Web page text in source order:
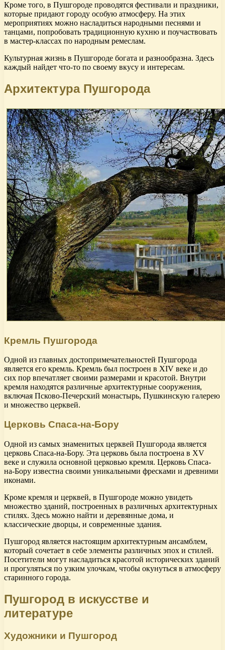
Кроме того, в Пушгороде проводятся фестивали и праздники,
которые придают городу особую атмосферу. На этих
мероприятиях можно насладиться народными песнями и
танцами, попробовать традиционную кухню и поучаствовать
в мастер-классах по народным ремеслам.
Культурная жизнь в Пушгороде богата и разнообразна. Здесь
каждый найдет что-то по своему вкусу и интересам.
Архитектура Пушгорода
Кремль Пушгорода
Одной из главных достопримечательностей Пушгорода
является его кремль. Кремль был построен в XIV веке и до
сих пор впечатляет своими размерами и красотой. Внутри
кремля находятся различные архитектурные сооружения,
включая Псково-Печерский монастырь, Пушкинскую галерею
и множество церквей.
Церковь Спаса-на-Бору
Одной из самых знаменитых церквей Пушгорода является
церковь Спаса-на-Бору. Эта церковь была построена в XV
веке и служила основной церковью кремля. Церковь Спаса-
на-Бору известна своими уникальными фресками и древними
иконами.
Кроме кремля и церквей, в Пушгороде можно увидеть
множество зданий, построенных в различных архитектурных
стилях. Здесь можно найти и деревянные дома, и
классические дворцы, и современные здания.
Пушгород является настоящим архитектурным ансамблем,
который сочетает в себе элементы различных эпох и стилей.
Посетители могут насладиться красотой исторических зданий
и прогуляться по узким улочкам, чтобы окунуться в атмосферу
старинного города.
Пушгород в искусстве и
литературе
Художники и Пушгород